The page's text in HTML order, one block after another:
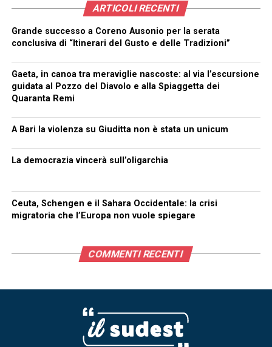
ARTICOLI RECENTI
Grande successo a Coreno Ausonio per la serata
conclusiva di “Itinerari del Gusto e delle Tradizioni”
Gaeta, in canoa tra meraviglie nascoste: al via l’escursione
guidata al Pozzo del Diavolo e alla Spiaggetta dei
Quaranta Remi
A Bari la violenza su Giuditta non è stata un unicum
La democrazia vincerà sull’oligarchia
Ceuta, Schengen e il Sahara Occidentale: la crisi
migratoria che l’Europa non vuole spiegare
COMMENTI RECENTI